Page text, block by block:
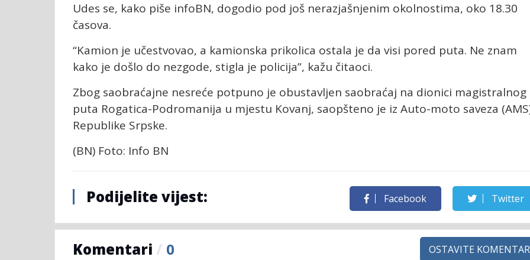
Udes se, kako piše infoBN, dogodio pod još nerazjašnjenim okolnostima, oko 18.30
časova.
“Kamion je učestvovao, a kamionska prikolica ostala je da visi pored puta. Ne znam
kako je došlo do nezgode, stigla je policija”, kažu čitaoci.
Zbog saobraćajne nesreće potpuno je obustavljen saobraćaj na dionici magistralnog
puta Rogatica-Podromanija u mjestu Kovanj, saopšteno je iz Auto-moto saveza
Republike Srpske.
(BN) Foto: Info BN
Podijelite vijest: Facebook Twitter
Komentari / 0 OSTAVITE KOMENTAR